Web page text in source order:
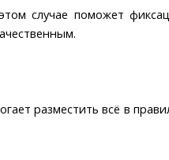
случае поможет
разместить всё в